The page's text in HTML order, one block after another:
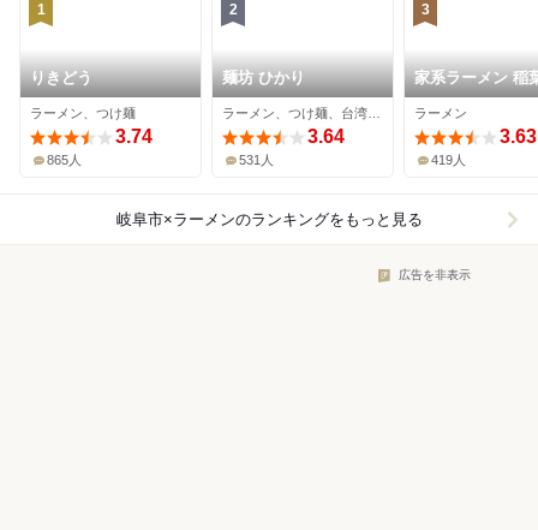
1
りきどう
ラーメン、つけ麺
3.74
865人
2
麺坊 ひかり
3.64
531人
3
家系ラーメン 稲
ラーメン
3.63
419人
岐阜市×ラーメンのランキングをもっと見る
広告を非表示